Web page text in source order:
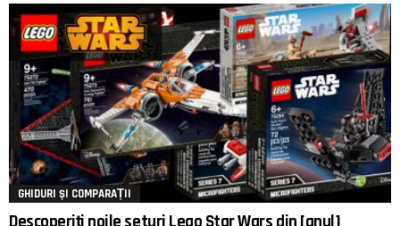
GHIDURI ȘI COMPARAȚII